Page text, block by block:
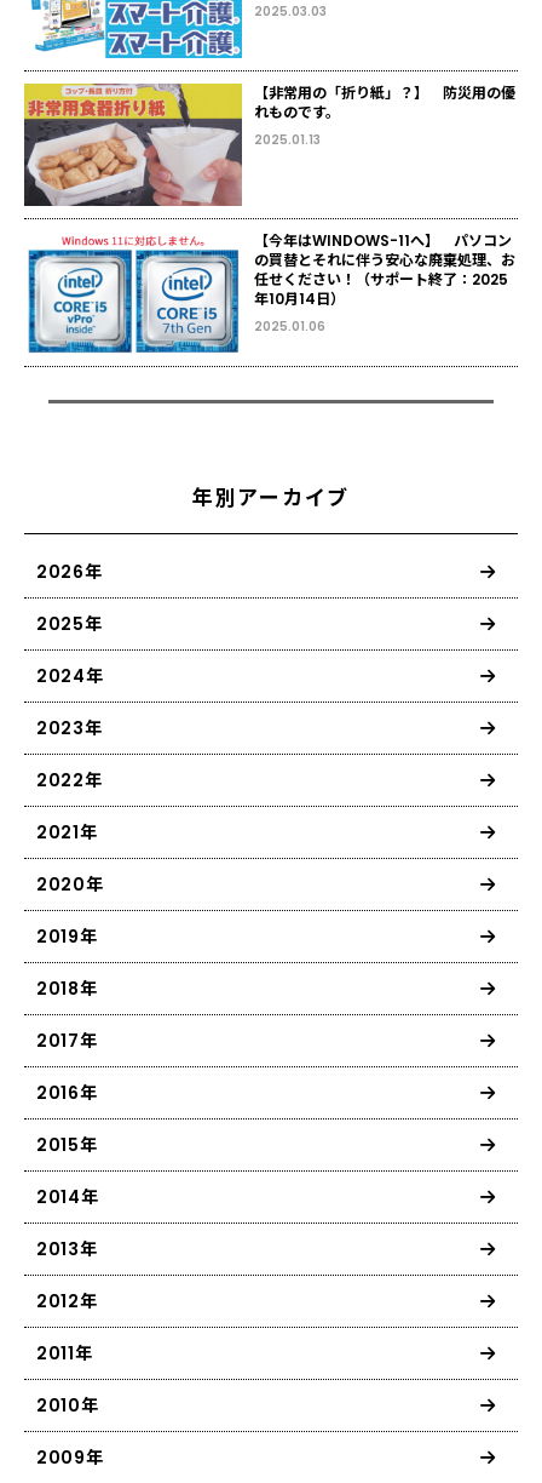
2025.03.03
【非常用の「折り紙」？】 防災用の優
れものです。
2025.01.13
【今年はWINDOWS-11へ】 パソコン
の買替とそれに伴う安心な廃棄処理、お
任せください！（サポート終了：2025
年10月14日）
2025.01.06
年別アーカイブ
2026年
2025年
2024年
2023年
2022年
2021年
2020年
2019年
2018年
2017年
2016年
2015年
2014年
2013年
2012年
2011年
2010年
2009年